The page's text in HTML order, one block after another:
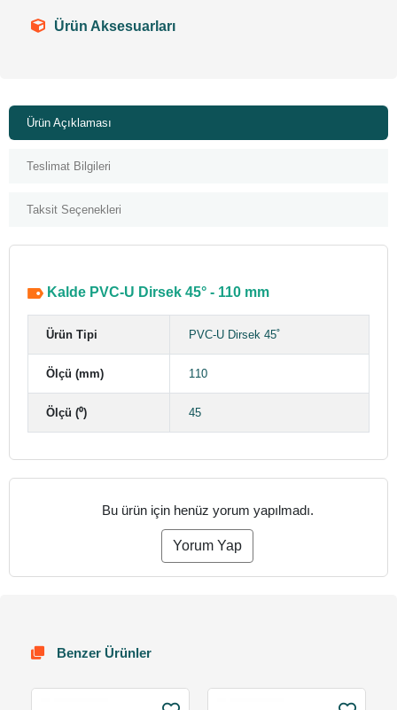
Ürün Aksesuarları
Ürün Açıklaması
Teslimat Bilgileri
Taksit Seçenekleri
Kalde PVC-U Dirsek 45° - 110 mm
Ürün Tipi PVC-U Dirsek 45˚
Ölçü (mm) 110
Ölçü (⁰) 45
Bu ürün için henüz yorum yapılmadı.
Yorum Yap
Benzer Ürünler